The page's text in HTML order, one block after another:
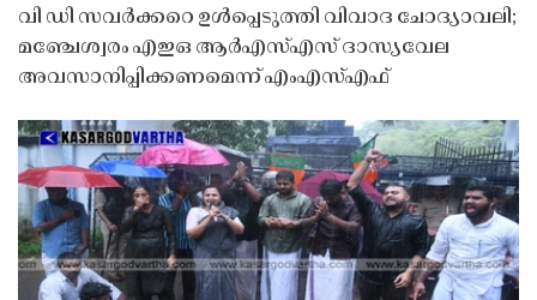
വി ഡി സവർക്കറെ ഉൾപ്പെടുത്തി വിവാദ ചോദ്യാവലി;
മഞ്ചേശ്വരം എഇഒ ആർഎസ്എസ് ദാസ്യവേല
അവസാനിപ്പിക്കണമെന്ന് എംഎസ്എഫ്